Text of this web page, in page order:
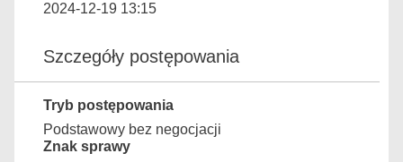
2024-12-19 13:15
Szczegóły postępowania
Tryb postępowania
Podstawowy bez negocjacji
Znak sprawy